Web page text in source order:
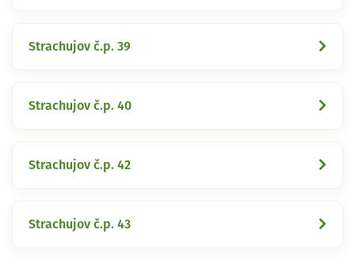
Strachujov č.p. 39
Strachujov č.p. 40
Strachujov č.p. 42
Strachujov č.p. 43